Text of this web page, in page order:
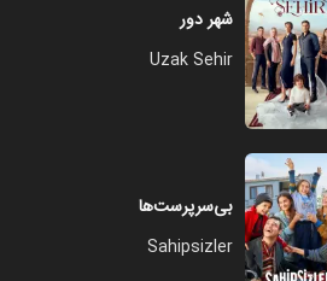
۰۱:۰۳:۰۰
شهر دور
Uzak Sehir
بی‌سرپرست‌ها
Sahipsizler